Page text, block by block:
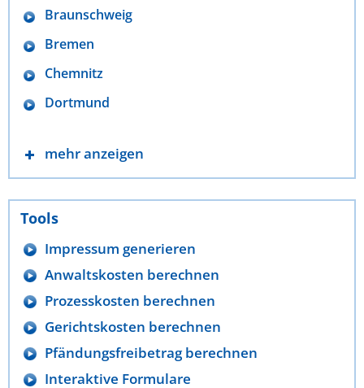
Braunschweig
Bremen
Chemnitz
Dortmund
mehr anzeigen
Tools
Impressum generieren
Anwaltskosten berechnen
Prozesskosten berechnen
Gerichtskosten berechnen
Pfändungsfreibetrag berechnen
Interaktive Formulare